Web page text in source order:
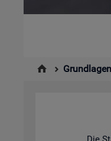
Grundlagen